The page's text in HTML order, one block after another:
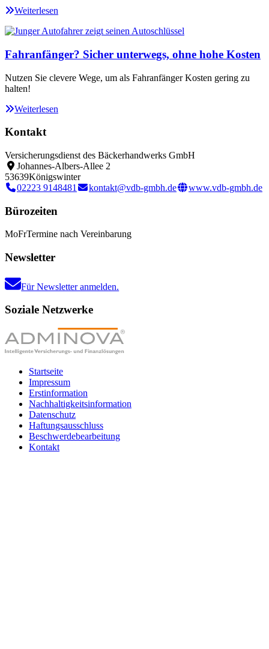
Weiterlesen
Fahranfänger? Sicher unterwegs, ohne hohe Kosten
Nutzen Sie clevere Wege, um als Fahranfänger Kosten gering zu
halten!
Weiterlesen
Kontakt
Versicherungsdienst des Bäckerhandwerks GmbH
Johannes-Albers-Allee 2
53639Königswinter
02223 9148481
kontakt@vdb-gmbh.de www.vdb-gmbh.de
Bürozeiten
MoFrTermine nach Vereinbarung
Newsletter
Für Newsletter anmelden.
Soziale Netzwerke
Startseite
Impressum
Erstinformation
Nachhaltigkeitsinformation
Datenschutz
Haftungsausschluss
Beschwerdebearbeitung
Kontakt